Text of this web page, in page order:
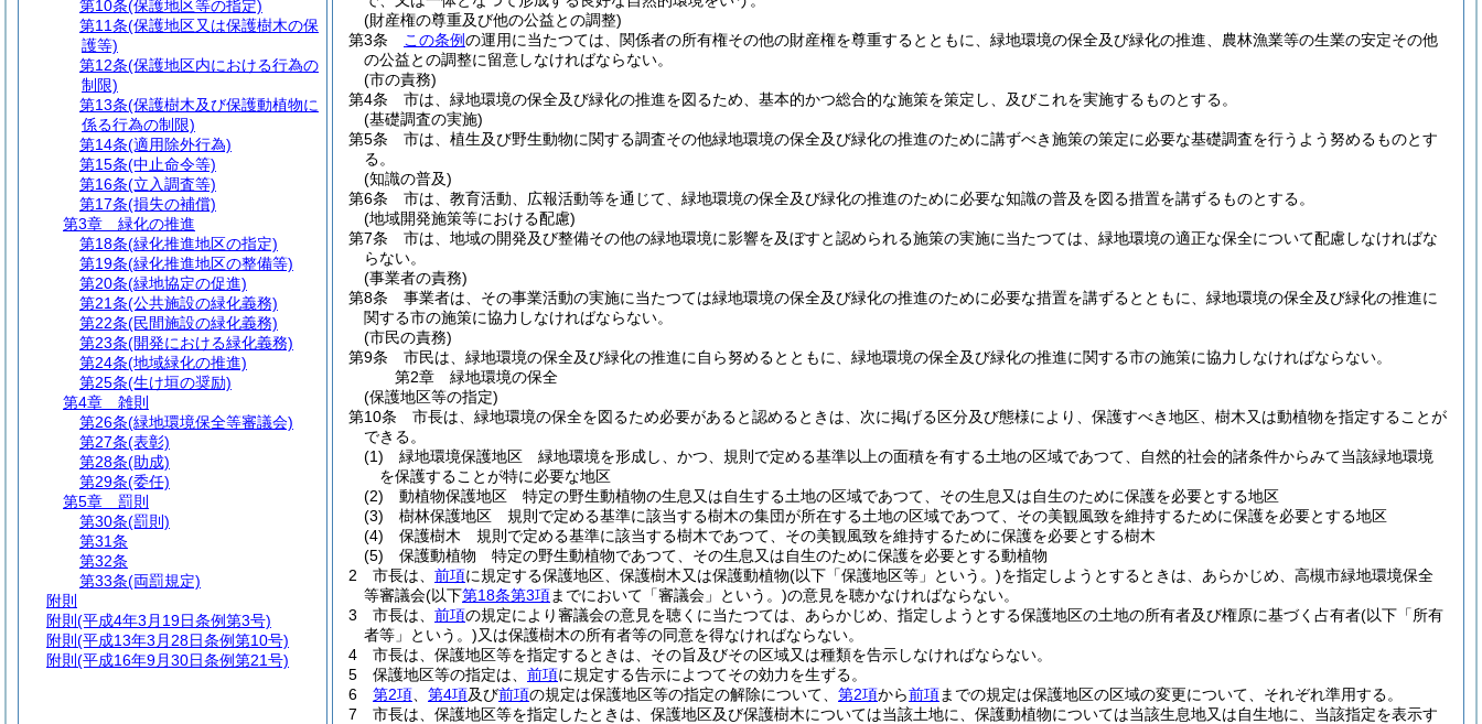
(財産権の尊重及び他の公益との調整)
第3条
この条例の運用に当たつては、関係者の所有権その他の財産権を尊重するとともに、緑地環境の保全及び緑化の推進、農林漁業等の生業の安定その他
の公益との調整に留意しなければならない。
(市の責務)
第4条
市は、緑地環境の保全及び緑化の推進を図るため、基本的かつ総合的な施策を策定し、及びこれを実施するものとする。
(基礎調査の実施)
第5条
市は、植生及び野生動物に関する調査その他緑地環境の保全及び緑化の推進のために講ずべき施策の策定に必要な基礎調査を行うよう努めるものとす
る。
(知識の普及)
第6条
市は、教育活動、広報活動等を通じて、緑地環境の保全及び緑化の推進のために必要な知識の普及を図る措置を講ずるものとする。
(地域開発施策等における配慮)
第7条
市は、地域の開発及び整備その他の緑地環境に影響を及ぼすと認められる施策の実施に当たつては、緑地環境の適正な保全について配慮しなければな
らない。
(事業者の責務)
第8条
事業者は、その事業活動の実施に当たつては緑地環境の保全及び緑化の推進のために必要な措置を講ずるとともに、緑地環境の保全及び緑化の推進に
関する市の施策に協力しなければならない。
(市民の責務)
第9条
市民は、緑地環境の保全及び緑化の推進に自ら努めるとともに、緑地環境の保全及び緑化の推進に関する市の施策に協力しなければならない。
第2章
緑地環境の保全
(保護地区等の指定)
第10条
市長は、緑地環境の保全を図るため必要があると認めるときは、次に掲げる区分及び態様により、保護すべき地区、樹木又は動植物を指定することが
できる。
(1)
緑地環境保護地区 緑地環境を形成し、かつ、規則で定める基準以上の面積を有する土地の区域であつて、自然的社会的諸条件からみて当該緑地環境
を保護することが特に必要な地区
(2)
動植物保護地区 特定の野生動植物の生息又は自生する土地の区域であつて、その生息又は自生のために保護を必要とする地区
(3)
樹林保護地区 規則で定める基準に該当する樹木の集団が所在する土地の区域であつて、その美観風致を維持するために保護を必要とする地区
(4)
保護樹木 規則で定める基準に該当する樹木であつて、その美観風致を維持するために保護を必要とする樹木
(5)
保護動植物 特定の野生動植物であつて、その生息又は自生のために保護を必要とする動植物
2
市長は、 前項に規定する保護地区、保護樹木又は保護動植物(以下「保護地区等」という。)を指定しようとするときは、あらかじめ、高槻市緑地環境保全
等審議会(以下第18条第3項までにおいて「審議会」という。)の意見を聴かなければならない。
3
市長は、 前項の規定により審議会の意見を聴くに当たつては、あらかじめ、指定しようとする保護地区の土地の所有者及び権原に基づく占有者(以下「所有
者等」という。)又は保護樹木の所有者等の同意を得なければならない。
4
市長は、保護地区等を指定するときは、その旨及びその区域又は種類を告示しなければならない。
5
保護地区等の指定は、 前項に規定する告示によつてその効力を生ずる。
6
第2項 第4項及び前項の規定は保護地区等の指定の解除について、 第2項から前項までの規定は保護地区の区域の変更について、それぞれ準用する。
7
市長は、保護地区等を指定したときは、保護地区及び保護樹木については当該土地に、保護動植物については当該生息地又は自生地に、当該指定を表示す
第10条(保護地区等の指定)
第11条(保護地区又は保護樹木の保
護等)
第12条(保護地区内における行為の
制限)
第13条(保護樹木及び保護動植物に
係る行為の制限)
第14条(適用除外行為)
第15条(中止命令等)
第16条(立入調査等)
第17条(損失の補償)
第3章
緑化の推進
第18条(緑化推進地区の指定)
第19条(緑化推進地区の整備等)
第20条(緑地協定の促進)
第21条(公共施設の緑化義務)
第22条(民間施設の緑化義務)
第23条(開発における緑化義務)
第24条(地域緑化の推進)
第25条(生け垣の奨励)
第4章
雑則
第26条(緑地環境保全等審議会)
第27条(表彰)
第28条(助成)
第29条(委任)
第5章
罰則
第30条(罰則)
第31条
第32条
第33条(両罰規定)
附則
附則 (平成4年3月19日条例第3号)
附則 (平成13年3月28日条例第10号)
附則 (平成16年9月30日条例第21号)